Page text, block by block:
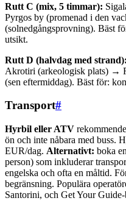
Rutt C (mix, 5 timmar):
Pyrgos by (promenad i den
(solnedgångsprovning). Bäst
utsikt.
Rutt D (halvdag med strand):
Akrotiri (arkeologisk plats) →
(sen eftermiddag). Bäst för:
Transport#
Hyrbil eller ATV
ön och inte nåbara med buss.
EUR/dag. Alternativt: boka en
person) som inkluderar
engelska och ofta en måltid.
begränsning. Populära
Santorini, och Get Your